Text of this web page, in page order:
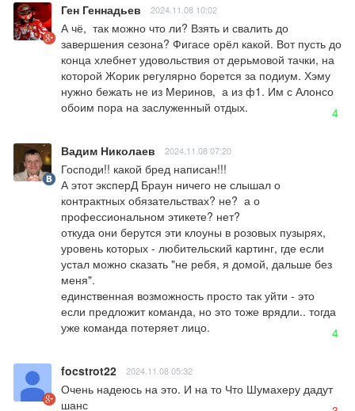
Ген Геннадьев 2024.11.08 10:02
А чё,  так можно что ли? Взять и свалить до
завершения сезона? Фигасе орёл какой. Вот пусть до
конца хлебнет удовольствия от дерьмовой тачки, на
которой Жорик регулярно борется за подиум. Хэму
нужно бежать не из Меринов,  а из ф1. Им с Алонсо
обоим пора на заслуженный отдых.
4
Вадим Николаев 2024.11.08 07:20
Господи!! какой бред написан!!!
А этот эксперД Браун ничего не слышал о
контрактных обязательствах? не?  а о
профессиональном этикете? нет?
откуда они берутся эти клоуны в розовых пузырях,
уровень которых - любительский картинг, где если
устал можно сказать "не ребя, я домой, дальше без
меня".
единственная возможность просто так уйти - это
если предложит команда, но это тоже врядли.. тогда
уже команда потеряет лицо.
4
focstrot22 2024.11.08 05:32
Очень надеюсь на это. И на то Что Шумахеру дадут
шанс